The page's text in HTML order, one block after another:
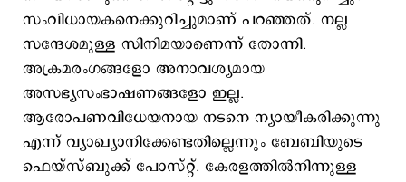
സംവിധായകനെക്കുറിച്ചുമാണ് പറഞ്ഞത്. നല്ല
സന്ദേശമുള്ള സിനിമയാണെന്ന് തോന്നി.
അക്രമരംഗങ്ങളോ അനാവശ്യമായ
അസഭ്യസംഭാഷണങ്ങളോ ഇല്ല.
ആരോപണവിധേയനായ നടനെ ന്യായീകരിക്കുന്നു
എന്ന് വ്യാഖ്യാനിക്കേണ്ടതില്ലെന്നും ബേബിയുടെ
ഫെയ്സ്ബുക്ക് പോസ്റ്റ്. കേരളത്തിൽനിന്നുള്ള